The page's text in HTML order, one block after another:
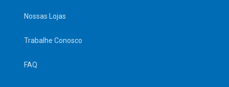
Nossas Lojas
Trabalhe Conosco
FAQ